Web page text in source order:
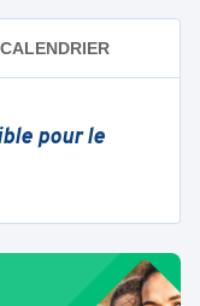
CALENDRIER
pour le